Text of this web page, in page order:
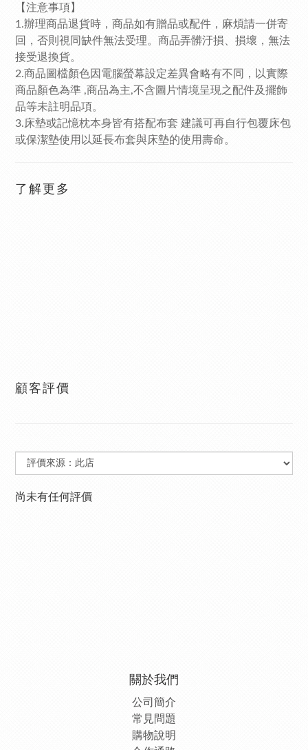
【注意事項】
1.辦理商品退貨時，商品如有贈品或配件，麻煩請一併寄
回，否則視同缺件無法受理。商品弄髒汙損、損壞，無法
接受退換貨。
2.商品圖檔顏色因電腦螢幕設定差異會略有不同，以實際
商品顏色為準 ,商品為主,不含圖片情境呈現之配件及擺飾
品等未註明品項。
3.床墊或記憶枕本身皆有搭配布套 建議可再自行包覆床包
或保潔墊使用以延長布套與床墊的使用壽命。
了解更多
顧客評價
尚未有任何評價
關於我們
公司簡介
常見問題
購物說明